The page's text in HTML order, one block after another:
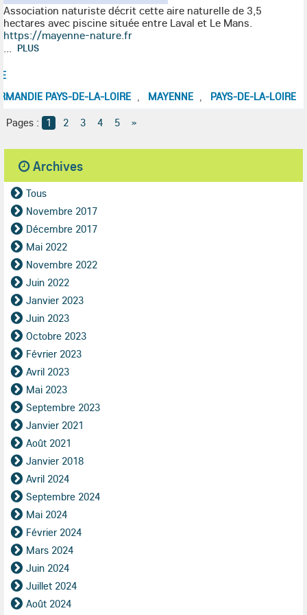
Association naturiste décrit cette aire naturelle de 3,5
hectares avec piscine située entre Laval et Le Mans.
https://mayenne-nature.fr
... PLUS
PAYS-DE-LA-LOIRE
MAYENNE PAYS-DE-LA-LOIRE
Pages : 1 2 3 4 5 »
Archives
Tous
Novembre 2017
Décembre 2017
Mai 2022
Novembre 2022
Juin 2022
Janvier 2023
Juin 2023
Octobre 2023
Février 2023
Avril 2023
Mai 2023
Septembre 2023
Janvier 2021
Août 2021
Janvier 2018
Avril 2024
Septembre 2024
Mai 2024
Février 2024
Mars 2024
Juin 2024
Juillet 2024
Août 2024